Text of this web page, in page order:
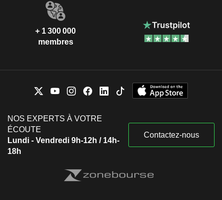
+ 1 300 000
membres
NOS EXPERTS À VOTRE
ÉCOUTE
Lundi - Vendredi 9h-12h / 14h-
18h
Contactez-nous